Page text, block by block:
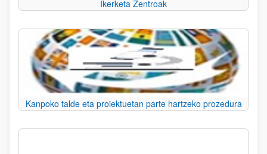
Ikerketa Zentroak
Kanpoko talde eta proiektuetan parte hartzeko prozedura